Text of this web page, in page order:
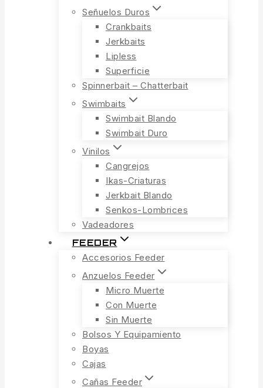
Señuelos Duros
Crankbaits
Jerkbaits
Lipless
Superficie
Spinnerbait – Chatterbait
Swimbaits
Swimbait Blando
Swimbait Duro
Vinilos
Cangrejos
Ikas-Criaturas
Jerkbait Blando
Senkos-Lombrices
Vadeadores
FEEDER
Accesorios Feeder
Anzuelos Feeder
Micro Muerte
Con Muerte
Sin Muerte
Bolsos Y Equipamiento
Boyas
Cajas
Cañas Feeder